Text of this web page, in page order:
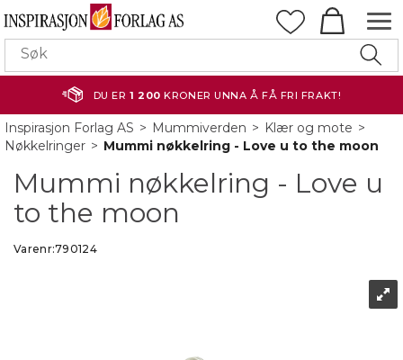
DU ER1 200 KRONER UNNA Å FÅ FRI FRAKT!
Inspirasjon Forlag AS> Mummiverden> Klær og mote>
Nøkkelringer>Mummi nøkkelring - Love u to the moon
Mummi nøkkelring - Love u
to the moon
Varenr:790124